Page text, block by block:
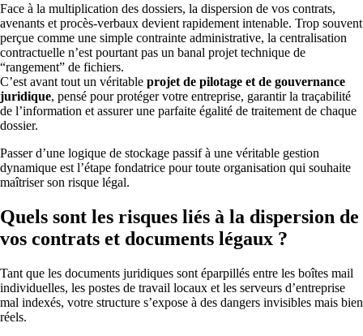
Face à la multiplication des dossiers, la dispersion de vos contrats,
avenants et procès-verbaux devient rapidement intenable. Trop souvent
perçue comme une simple contrainte administrative, la centralisation
contractuelle n’est pourtant pas un banal projet technique de
“rangement” de fichiers.
C’est avant tout un véritable projet de pilotage et de gouvernance
juridique, pensé pour protéger votre entreprise, garantir la traçabilité
de l’information et assurer une parfaite égalité de traitement de chaque
dossier.
Passer d’une logique de stockage passif à une véritable gestion
dynamique est l’étape fondatrice pour toute organisation qui souhaite
maîtriser son risque légal.
Quels sont les risques liés à la dispersion de
vos contrats et documents légaux ?
Tant que les documents juridiques sont éparpillés entre les boîtes mail
individuelles, les postes de travail locaux et les serveurs d’entreprise
mal indexés, votre structure s’expose à des dangers invisibles mais bien
réels.